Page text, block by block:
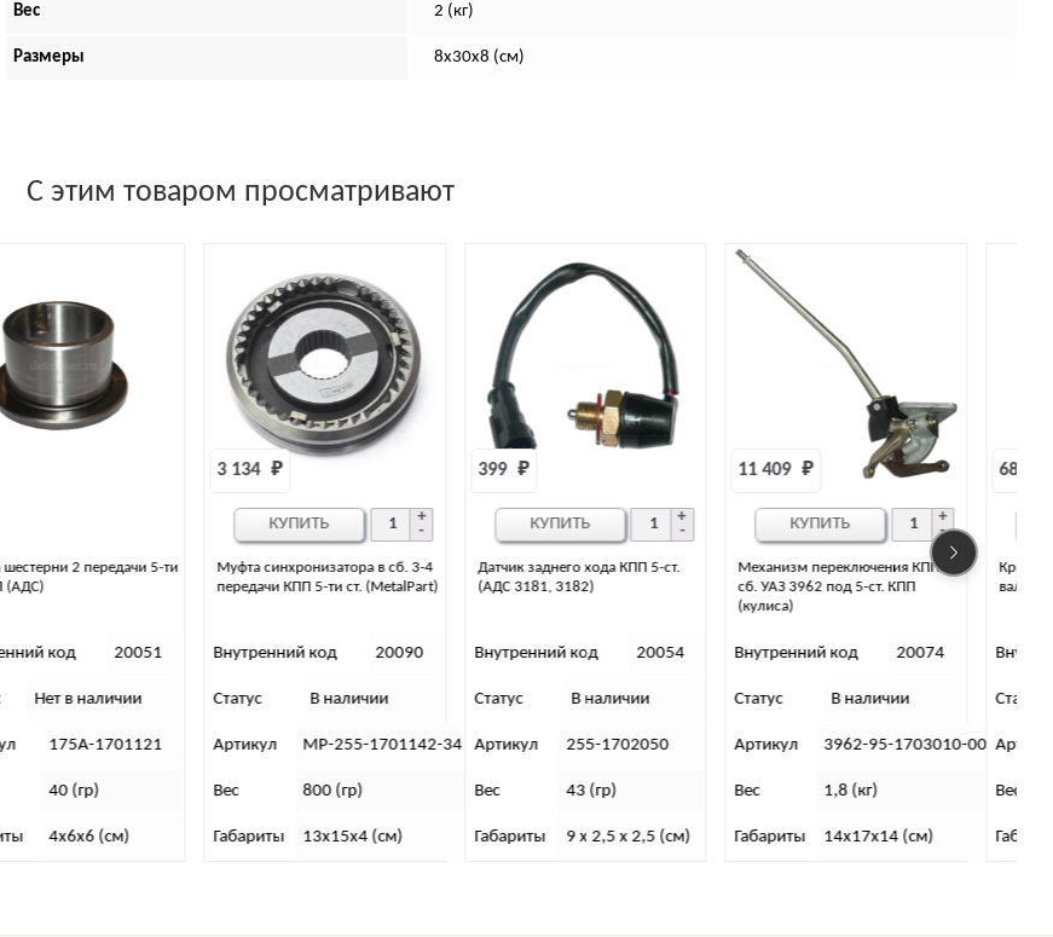
Вес 2 (кг)
Размеры 8х30х8 (см)
С этим товаром просматривают
Муфта синхронизатора в сб. 3-4
передачи КПП 5-ти ст. (MetalPart)
Внутренний код
Статус В наличии
Артикул МР-255-1701142-34
800 (гр)
Габариты 13х15х4 (см)
Датчик заднего хода КПП 5-ст.
(АДС 3181, 3182)
399
Внутренний код
Статус В наличии
Артикул 255-1702050
43 (гр)
Габариты 9 x 2,5 x 2,5 (см)
КУПИТЬ
Механизм переключения КПП в
сб. УАЗ 3962 под 5-ст. КПП
11 409
Внутренний код 20074
Статус В наличии
Артикул 3962-95-1703010-00
1,8 (кг)
Габариты 14х17х14 (см)
КУПИТЬ
Крышка подшипника первичного
вала КПП 5-ти ст. (КООП)
681
Внутренний код
Статус В наличии
Артикул 255-1701040 (GF137)
1,3 (кг)
Габариты 12х12х17 (см)
КУПИТЬ